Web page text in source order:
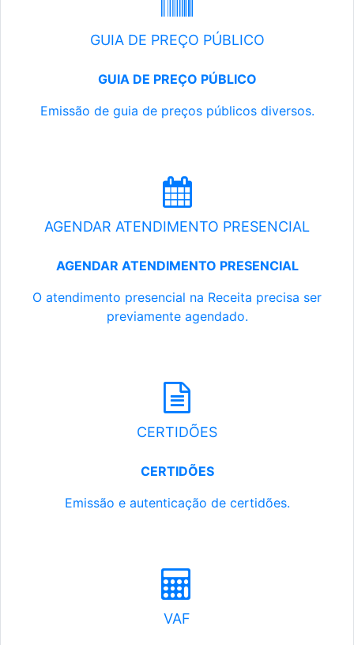
GUIA DE PREÇO PÚBLICO
GUIA DE PREÇO PÚBLICO
Emissão de guia de preços públicos diversos.
AGENDAR ATENDIMENTO PRESENCIAL
AGENDAR ATENDIMENTO PRESENCIAL
O atendimento presencial na Receita precisa ser
previamente agendado.
CERTIDÕES
CERTIDÕES
Emissão e autenticação de certidões.
VAF